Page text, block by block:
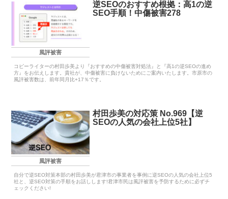
風評被害
逆SEOのおすすめ根拠：高1の逆
SEO手順！中傷被害278
コピーライターの村田歩美より『おすすめの中傷被害対処法』と『高1の逆SEOの進め
方』をお伝えします。貴社が、中傷被害に負けないためにご案内いたします。市原市の
風評被害数は、前年同月比+17％です。
風評被害
村田歩美の対応策 No.969【逆
SEOの人気の会社上位5社】
自分で逆SEO対策本部の村田歩美が君津市の事業者を事例に逆SEOの人気の会社上位5
社と、逆SEO対策の手順をお話しします!君津市民は風評被害を予防するために必ずチ
ェックください!